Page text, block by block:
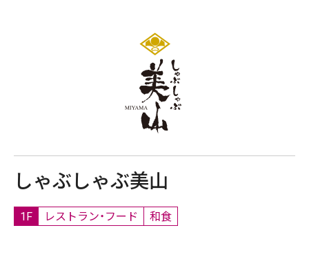
しゃぶしゃぶ美山
1F レストラン・フード 和食